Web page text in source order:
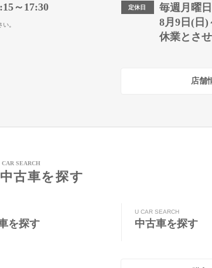
～17:30
。
定休日
毎週月曜
8月9日(日)
休業とさ
店舗
CAR SEARCH
古車を探す
を探す
U CAR SEARCH
中古車を探す